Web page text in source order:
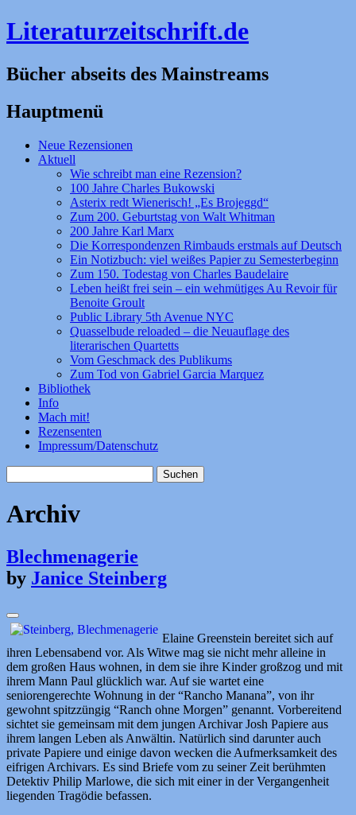
Literaturzeitschrift.de
Bücher abseits des Mainstreams
Hauptmenü
Zum
Inhalt
Neue Rezensionen
Aktuell
Wie schreibt man eine Rezension?
100 Jahre Charles Bukowski
Asterix redt Wienerisch! „Es Brojeggd“
Zum 200. Geburtstag von Walt Whitman
200 Jahre Karl Marx
Die Korrespondenzen Rimbauds erstmals auf Deutsch
Ein Notizbuch: viel weißes Papier zu Semesterbeginn
Zum 150. Todestag von Charles Baudelaire
Leben heißt frei sein – ein wehmütiges Au Revoir für
Benoite Groult
Public Library 5th Avenue NYC
Quasselbude reloaded – die Neuauflage des
literarischen Quartetts
Vom Geschmack des Publikums
Zum Tod von Gabriel Garcia Marquez
Bibliothek
Info
Mach mit!
Rezensenten
Impressum/Datenschutz
nach:
Archiv
Blechmenagerie
by Janice Steinberg
Elaine Greenstein bereitet sich auf
ihren Lebensabend vor. Als Witwe mag sie nicht mehr alleine in
dem großen Haus wohnen, in dem sie ihre Kinder großzog und mit
ihrem Mann Paul glücklich war. Auf sie wartet eine
seniorengerechte Wohnung in der “Rancho Manana”, von ihr
gewohnt spitzzüngig “Ranch ohne Morgen” genannt. Vorbereitend
sichtet sie gemeinsam mit dem jungen Archivar Josh Papiere aus
ihrem langen Leben als Anwältin. Natürlich sind darunter auch
private Papiere und einige davon wecken die Aufmerksamkeit des
eifrigen Archivars. Es sind Briefe vom zu seiner Zeit berühmten
Detektiv Philip Marlowe, die sich mit einer in der Vergangenheit
liegenden Tragödie befassen.